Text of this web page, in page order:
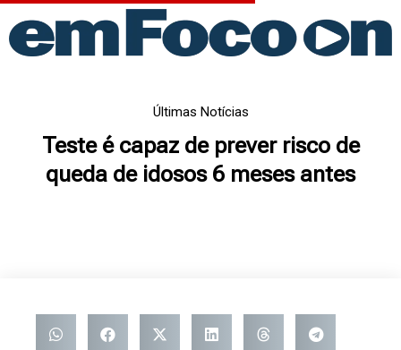
para
Últimas Notícias
Teste é capaz de prever risco de
queda de idosos 6 meses antes